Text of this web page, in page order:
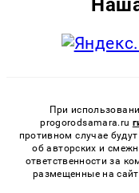
При
progorodsamara.ru
противном случае
об авторских и
ответственности за
размещенные на